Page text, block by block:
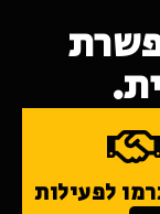
לפעילות